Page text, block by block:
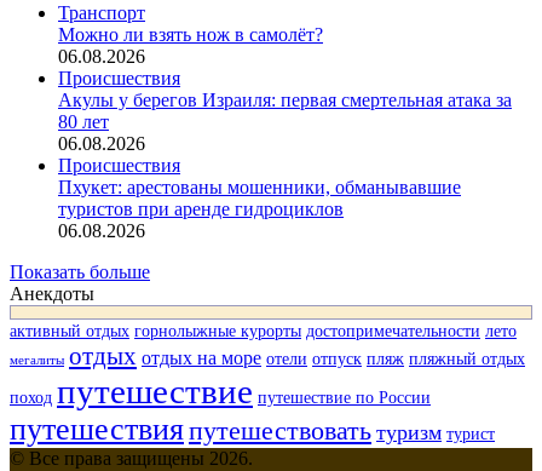
Транспорт
Можно ли взять нож в самолёт?
06.08.2026
Происшествия
Акулы у берегов Израиля: первая смертельная атака за
80 лет
06.08.2026
Происшествия
Пхукет: арестованы мошенники, обманывавшие
туристов при аренде гидроциклов
06.08.2026
Показать больше
Анекдоты
активный отдых горнолыжные курорты достопримечательности лето
мегалиты отдых отдых на море отели отпуск пляж пляжный отдых
поход путешествие путешествие по России
путешествияпутешествовать туризм турист
© Все права защищены 2026.